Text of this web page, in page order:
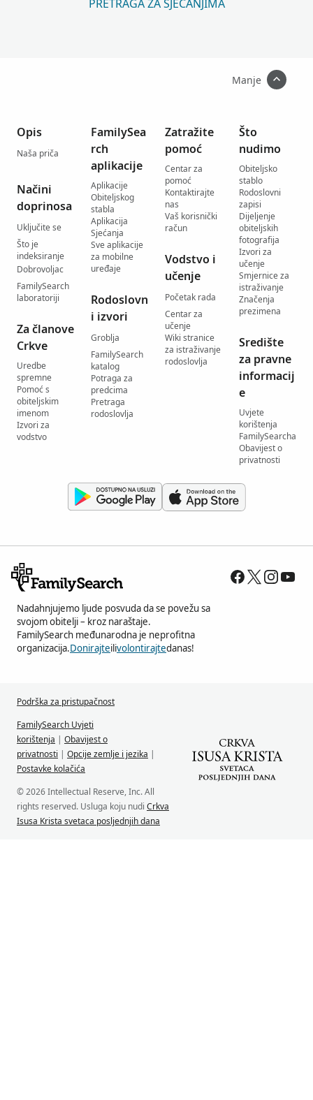
PRETRAGA ZA SJEĆANJIMA
Manje
Opis
Naša priča
Načini
doprinosa
Uključite se
Što je
indeksiranje
Dobrovoljac
FamilySearch
laboratoriji
Za članove
Crkve
Uredbe
spremne
Pomoć s
obiteljskim
imenom
Izvori za
vodstvo
FamilySea
rch
aplikacije
Aplikacije
Obiteljskog
stabla
Aplikacija
Sjećanja
Sve aplikacije
za mobilne
uređaje
Rodoslovn
i izvori
Groblja
FamilySearch
katalog
Potraga za
predcima
Pretraga
rodoslovlja
Zatražite
pomoć
Centar za
pomoć
Kontaktirajte
nas
Vaš korisnički
račun
Vodstvo i
učenje
Početak rada
Centar za
učenje
Wiki stranice
za istraživanje
rodoslovlja
Što
nudimo
Obiteljsko
stablo
Rodoslovni
zapisi
Dijeljenje
obiteljskih
fotografija
Izvori za
učenje
Smjernice za
istraživanje
Značenja
prezimena
Središte
za pravne
informacij
e
Uvjete
korištenja
FamilySearcha
Obavijest o
privatnosti
Nadahnjujemo ljude posvuda da se povežu sa
svojom obitelji – kroz naraštaje.
FamilySearch međunarodna je neprofitna
organizacija.Donirajteilivolontirajtedanas!
Podrška za pristupačnost
FamilySearch Uvjeti
korištenja | Obavijest o
privatnosti | Opcije zemlje i jezika |
Postavke kolačića
© 2026 Intellectual Reserve, Inc. All
rights reserved. Usluga koju nudi Crkva
Isusa Krista svetaca posljednjih dana